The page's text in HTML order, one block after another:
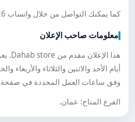
كما يمكنك التواصل من خلال واتساب
معلومات صاحب الإعلان
أيام الأحد والاثنين والثلاثاء
وفق ساعات العمل المحددة في صفحة Dahab store.
الفرع المتاح: عمان.